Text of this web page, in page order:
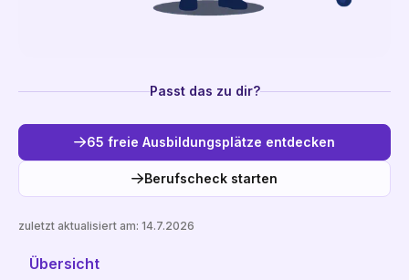
Passt das zu dir?
65 freie Ausbildungsplätze entdecken
Berufscheck starten
Übersicht
zuletzt aktualisiert am: 14.7.2026